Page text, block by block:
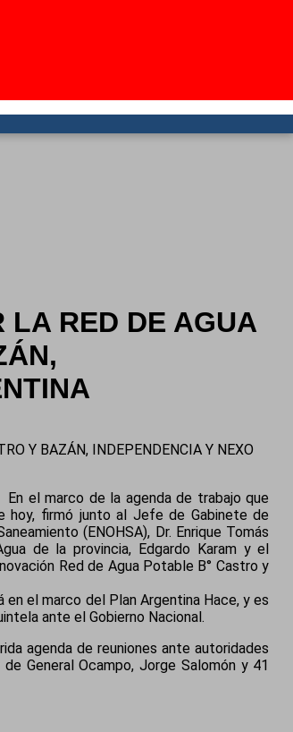
LA RED DE AGUA
Y BAZÁN, INDEPENDENCIA Y NEXO
En el marco de la agenda de trabajo que
hoy, firmó junto al Jefe de Gabinete de
(ENOHSA), Dr. Enrique Tomás
de la provincia, Edgardo Karam y el
Red de Agua Potable B° Castro y
el marco del Plan Argentina Hace, y es
ante el Gobierno Nacional.
agenda de reuniones ante autoridades
General Ocampo, Jorge Salomón y 41